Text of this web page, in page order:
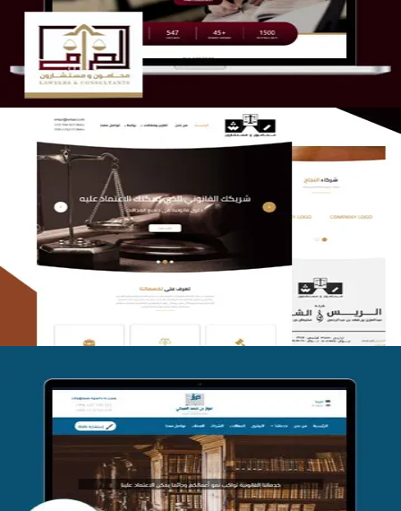
التفاصيل
الريس والشعلان للمحاماة
التفاصيل
موقع فواز المبكي للمحاماة
التفاصيل